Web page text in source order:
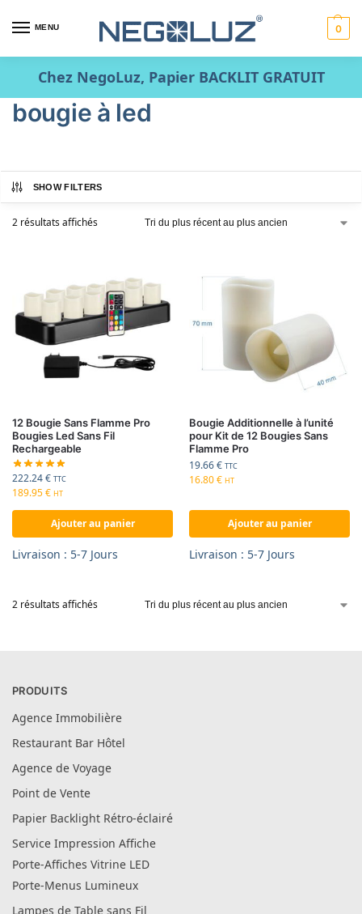
MENU 0
Chez NegoLuz, Papier BACKLIT GRATUIT
bougie à led
SHOW FILTERS
2 résultats affichés
12 Bougie Sans Flamme Pro
Bougies Led Sans Fil
Rechargeable
222.24€ TTC
189.95€ HT
Ajouter au panier
Livraison : 5-7 Jours
Bougie Additionnelle à l’unité
pour Kit de 12 Bougies Sans
Flamme Pro
19.66€ TTC
16.80€ HT
Ajouter au panier
Livraison : 5-7 Jours
2 résultats affichés
PRODUITS
Agence Immobilière
Restaurant Bar Hôtel
Agence de Voyage
Point de Vente
Papier Backlight Rétro-éclairé
Service Impression Affiche
Porte-Affiches Vitrine LED
Porte-Menus Lumineux
Lampes de Table sans Fil